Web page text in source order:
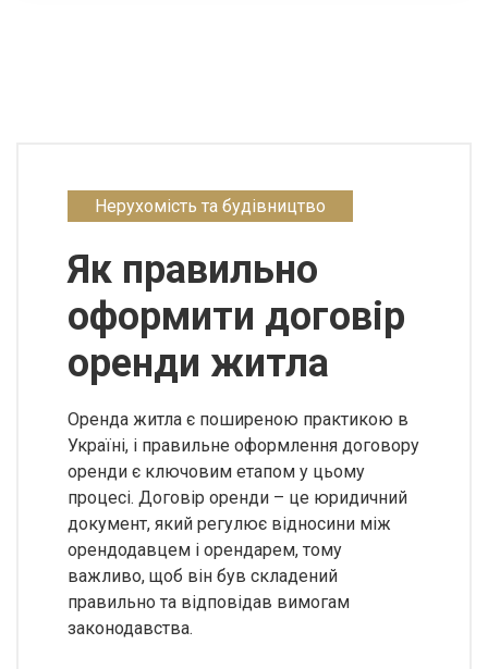
Нерухомість та будівництво
Як правильно
оформити договір
оренди житла
Оренда житла є поширеною практикою в
Україні, і правильне оформлення договору
оренди є ключовим етапом у цьому
процесі. Договір оренди – це юридичний
документ, який регулює відносини між
орендодавцем і орендарем, тому
важливо, щоб він був складений
правильно та відповідав вимогам
законодавства.